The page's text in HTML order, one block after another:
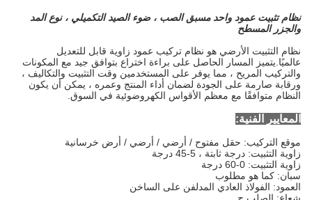
نظام تثبيت عمود واحد مسبق الصب ، ضوء الصيد التكميلي ، نوع المد
والجزر المسطح
نظام التثبيت الأرضي هو نظام تركيب عمود زاوية قابل للتعديل
عالميًا.يتميز المسار الحاصل على براءة اختراع بتوافق جيد مع المكونات
والتركيب المريح ، مما يوفر على المستخدمين وقت التثبيت والتكاليف ،
ورقابة صارمة على الجودة لضمان أداء المنتج وعمره ، يمكن أن يكون
النظام متوافقًا مع معظم الأقواس الكهروضوئية في السوق.
المعايير الفنية:
موقع التركيب: حقل مفتوح / أرضي / أرضي / أرض خرسانية
زاوية التثبيت: درجة ثابتة ، 5-45 درجة
زاوية التثبيت: 0-60 درجة
سبان: كما هو مطلوب
العمود: الفولاذ العادي المدلفن على الساخن